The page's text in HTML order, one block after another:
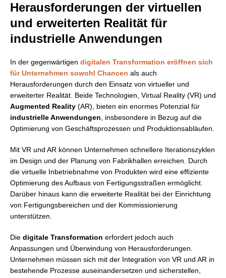
Herausforderungen der virtuellen
und erweiterten Realität für
industrielle Anwendungen
In der gegenwärtigen digitalen Transformation eröffnen sich
für Unternehmen sowohl Chancen als auch
Herausforderungen durch den Einsatz von virtueller und
erweiterter Realität. Beide Technologien, Virtual Reality (VR) und
Augmented Reality (AR), bieten ein enormes Potenzial für
industrielle Anwendungen , insbesondere in Bezug auf die
Optimierung von Geschäftsprozessen und Produktionsabläufen.
Mit VR und AR können Unternehmen schnellere Iterationszyklen
im Design und der Planung von Fabrikhallen erreichen. Durch
die virtuelle Inbetriebnahme von Produkten wird eine effiziente
Optimierung des Aufbaus von Fertigungsstraßen ermöglicht.
Darüber hinaus kann die erweiterte Realität bei der Einrichtung
von Fertigungsbereichen und der Kommissionierung
unterstützen.
Die digitale Transformation erfordert jedoch auch
Anpassungen und Überwindung von Herausforderungen.
Unternehmen müssen sich mit der Integration von VR und AR in
bestehende Prozesse auseinandersetzen und sicherstellen,